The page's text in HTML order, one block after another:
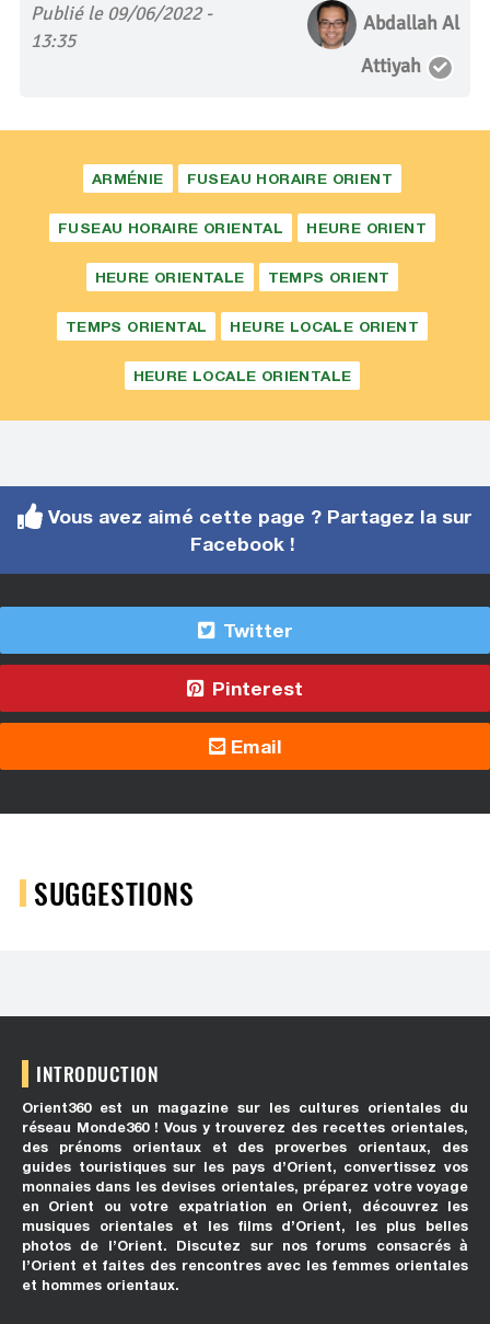
Publié le 09/06/2022 -
13:35
Abdallah Al
Attiyah
ARMÉNIE FUSEAU HORAIRE ORIENT
FUSEAU HORAIRE ORIENTAL HEURE ORIENT
HEURE ORIENTALE TEMPS ORIENT
TEMPS ORIENTAL HEURE LOCALE ORIENT
HEURE LOCALE ORIENTALE
Vous avez aimé cette page ? Partagez la sur
Facebook !
Twitter
Pinterest
Email
SUGGESTIONS
INTRODUCTION
Orient360 est un magazine sur les cultures orientales du
réseau Monde360 ! Vous y trouverez des recettes orientales,
des prénoms orientaux et des proverbes orientaux, des
guides touristiques sur les pays d’Orient, convertissez vos
monnaies dans les devises orientales, préparez votre voyage
en Orient ou votre expatriation en Orient, découvrez les
musiques orientales et les films d’Orient, les plus belles
photos de l’Orient. Discutez sur nos forums consacrés à
l’Orient et faites des rencontres avec les femmes orientales
et hommes orientaux.